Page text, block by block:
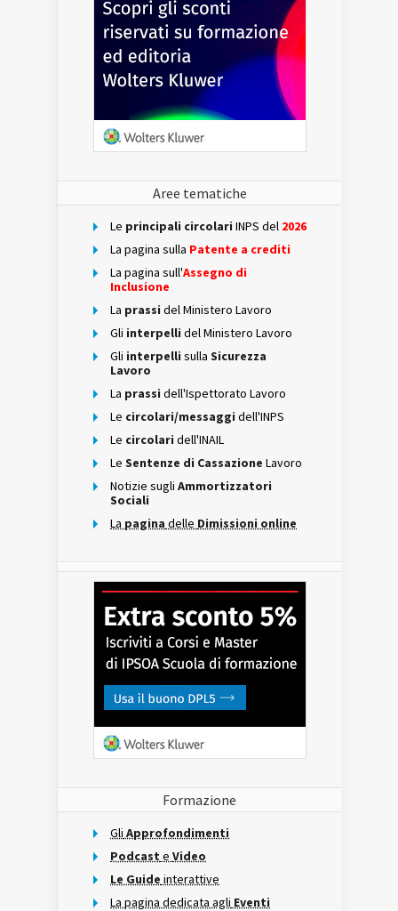
Aree tematiche
Le principali circolari INPS del 2026
La pagina sulla Patente a crediti
La pagina sull'Assegno di
Inclusione
La prassi del Ministero Lavoro
Gli interpelli del Ministero Lavoro
Gli interpelli sulla Sicurezza
Lavoro
La prassi dell'Ispettorato Lavoro
Le circolari/messaggi dell'INPS
Le circolari dell'INAIL
Le Sentenze di Cassazione Lavoro
Notizie sugli Ammortizzatori
Sociali
La pagina delle Dimissioni online
Formazione
Gli Approfondimenti
Podcast e Video
Le Guide interattive
La pagina dedicata agli Eventi